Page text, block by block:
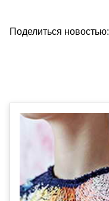
Поделиться новостью: